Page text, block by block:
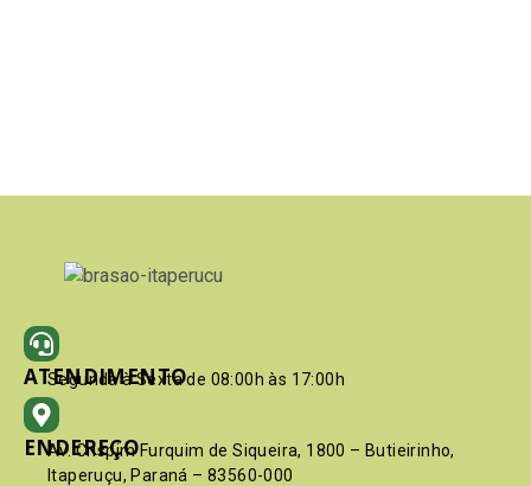
ATENDIMENTO
Segunda à Sexta de 08:00h às 17:00h
ENDEREÇO
Av. Crispim Furquim de Siqueira, 1800 – Butieirinho,
Itaperuçu, Paraná – 83560-000